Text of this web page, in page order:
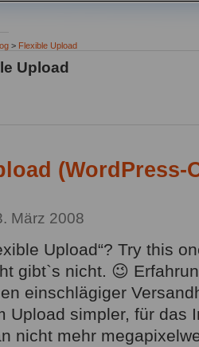
> Flexible Upload
Upload
(WordPress-
März 2008
Upload“? Try this
gibt`s nicht. 😉
einschlägiger
Upload simpler, für das
nicht mehr